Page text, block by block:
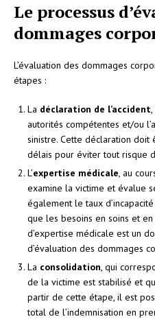
Le processus
dommages
L’évaluation des dommages
étapes :
La déclaration de l’accident
autorités compétentes et/ou
sinistre. Cette déclaration
délais pour éviter tout risque
L’expertise médicale, au
examine la victime et évalue
également le taux
que les besoins en soins et
d’expertise médicale est un
d’évaluation des dommages
La consolidation, qui
de la victime est stabilisé et
partir de cette étape, il est
total de l’indemnisation en